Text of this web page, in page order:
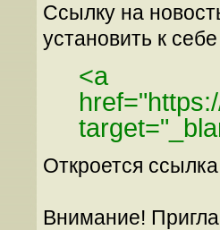
Ссылку на
установить к
<a
Откроется
Внимание!